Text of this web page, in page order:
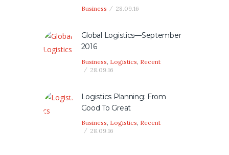
Business 28.09.16
Global Logistics—September
2016
Business Logistics Recent
28.09.16
Logistics Planning: From
Good To Great
Business, Logistics, Recent
28.09.16